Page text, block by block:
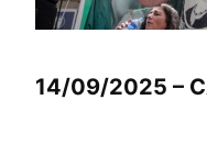
14/09/2025 –